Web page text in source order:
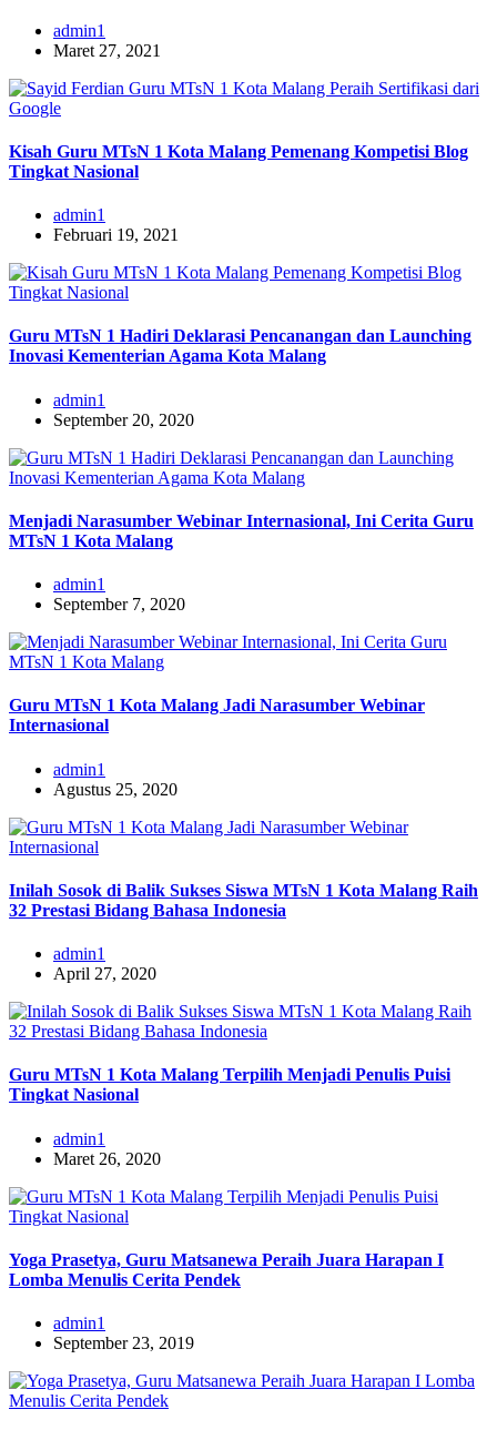
admin1
Maret 27, 2021
Kisah Guru MTsN 1 Kota Malang Pemenang Kompetisi Blog
Tingkat Nasional
admin1
Februari 19, 2021
Guru MTsN 1 Hadiri Deklarasi Pencanangan dan Launching
Inovasi Kementerian Agama Kota Malang
admin1
September 20, 2020
Menjadi Narasumber Webinar Internasional, Ini Cerita Guru
MTsN 1 Kota Malang
admin1
September 7, 2020
Guru MTsN 1 Kota Malang Jadi Narasumber Webinar
Internasional
admin1
Agustus 25, 2020
Inilah Sosok di Balik Sukses Siswa MTsN 1 Kota Malang Raih
32 Prestasi Bidang Bahasa Indonesia
admin1
April 27, 2020
Guru MTsN 1 Kota Malang Terpilih Menjadi Penulis Puisi
Tingkat Nasional
admin1
Maret 26, 2020
Yoga Prasetya, Guru Matsanewa Peraih Juara Harapan I
Lomba Menulis Cerita Pendek
admin1
September 23, 2019